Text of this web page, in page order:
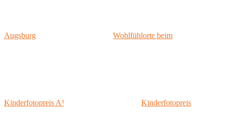
Augsburg Wohlfühlorte beim
Kinderfotopreis A³ Kinderfotopreis